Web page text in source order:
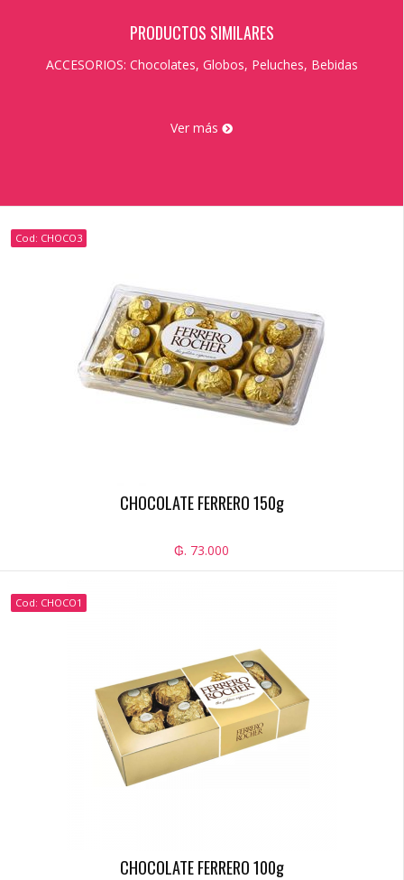
PRODUCTOS SIMILARES
ACCESORIOS: Chocolates, Globos, Peluches, Bebidas
Ver más
Cod: CHOCO3
CHOCOLATE FERRERO 150g
₲. 73.000
Cod: CHOCO1
CHOCOLATE FERRERO 100g